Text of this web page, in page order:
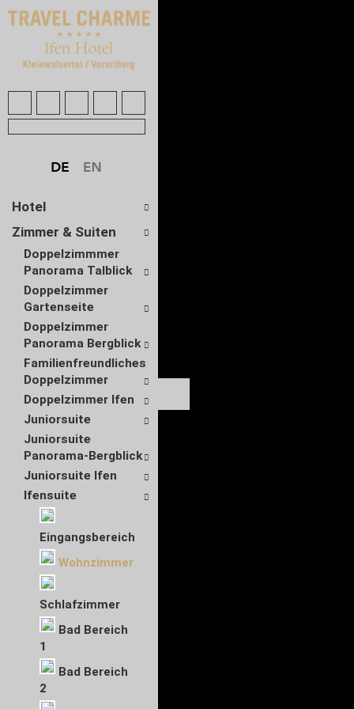
Hotel
Zimmer & Suiten
Doppelzimmmer
Panorama Talblick
Doppelzimmer
Gartenseite
Doppelzimmer
Panorama Bergblick
Familienfreundliches
Doppelzimmer
Doppelzimmer Ifen
Juniorsuite
Juniorsuite
Panorama-Bergblick
Juniorsuite Ifen
Ifensuite
Eingangsbereich
Wohnzimmer
Schlafzimmer
Bad Bereich
1
Bad Bereich
2